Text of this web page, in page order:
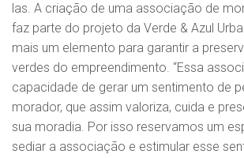
las. A criação de uma associação de
faz parte do projeto da Verde & Azul
mais um elemento para garantir a
verdes do empreendimento. “Essa
capacidade de gerar um sentimento de
morador, que assim valoriza, cuida e
sua moradia. Por isso reservamos um
sediar a associação e estimular esse